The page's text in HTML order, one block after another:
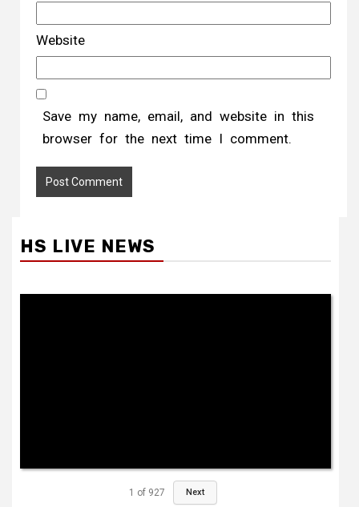
Website
Save my name, email, and website in this
browser for the next time I comment.
HS LIVE NEWS
1 of 927 Next